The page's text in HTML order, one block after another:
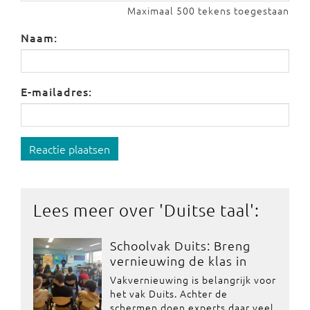
Maximaal 500 tekens toegestaan
Naam:
E-mailadres:
Reactie plaatsen
Lees meer over 'Duitse taal':
Schoolvak Duits: Breng
vernieuwing de klas in
Vakvernieuwing is belangrijk voor
het vak Duits. Achter de
schermen doen experts daar veel